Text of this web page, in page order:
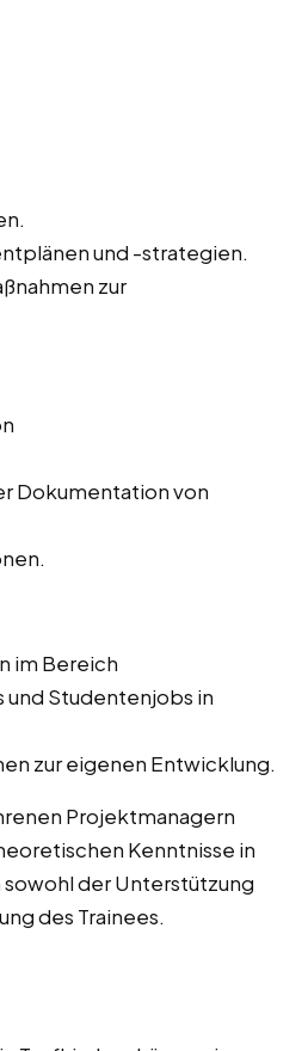
und -strategien.
zur
Dokumentation von
im Bereich
Studentenjobs in
zur eigenen Entwicklung.
Projektmanagern
Kenntnisse in
der Unterstützung
des Trainees.